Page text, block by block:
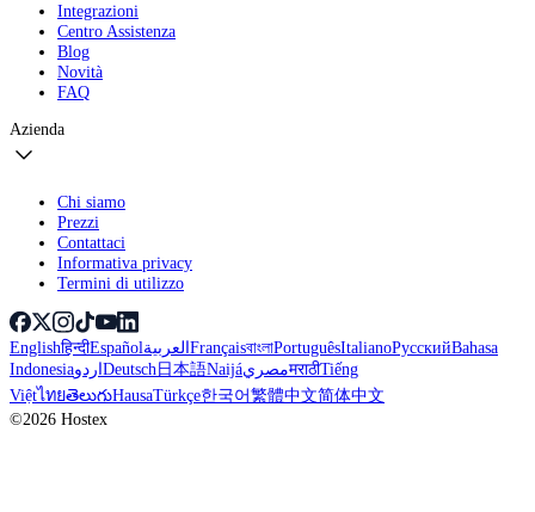
Integrazioni
Centro Assistenza
Blog
Novità
FAQ
Azienda
Chi siamo
Prezzi
Contattaci
Informativa privacy
Termini di utilizzo
Englishहिन्दीEspañolالعربيةFrançaisবাংলাPortuguêsItalianoРусскийBahasa
IndonesiaاردوDeutsch日本語NaijáمصريमराठीTiếng
ViệtไทยతెలుగుHausaTürkçe한국어繁體中文简体中文
©2026 Hostex